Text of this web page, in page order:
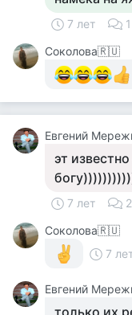
7 лет 1
Соколова🇷🇺
Евгений
эт
7 лет 2
Соколова🇷🇺
7
Евгений
только их